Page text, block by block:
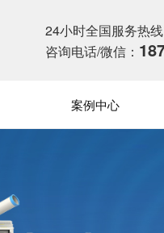
24小时全国服务热线
咨询电话/微信：
案例中心